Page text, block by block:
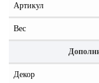
Артикул
Вес
Декор